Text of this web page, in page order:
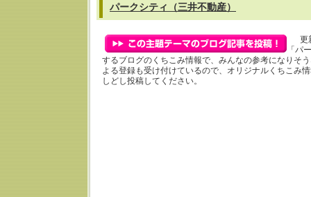
パークシティ（三井不動産）
更
「パ
するブログのくちこみ情報で、みんなの参考になりそ
よる登録も受け付けているので、オリジナルくちこみ
しどし投稿してください。